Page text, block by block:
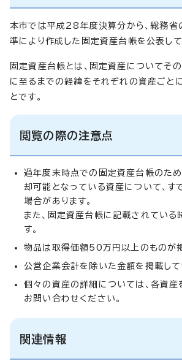
本市では平成28年度決算分から、総務省
準により作成した固定資産台帳を公表して
固定資産台帳とは、固定資産についてそ
に至るまでの経緯をそれぞれの資産ごと
とです。
閲覧の際の注意点
過年度末時点での固定資産台帳のた
却可能となっている資産について、す
場合があります。
また、固定資産台帳に記載されている
す。
物品は取得価額50万円以上のものが
公営企業会計を除いた金額を掲載して
個々の資産の詳細については、各資産
お問い合わせください。
関連情報